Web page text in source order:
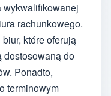
wykwalifikowanej
rachunkowego.
które oferują
dostosowaną do
Ponadto,
terminowym